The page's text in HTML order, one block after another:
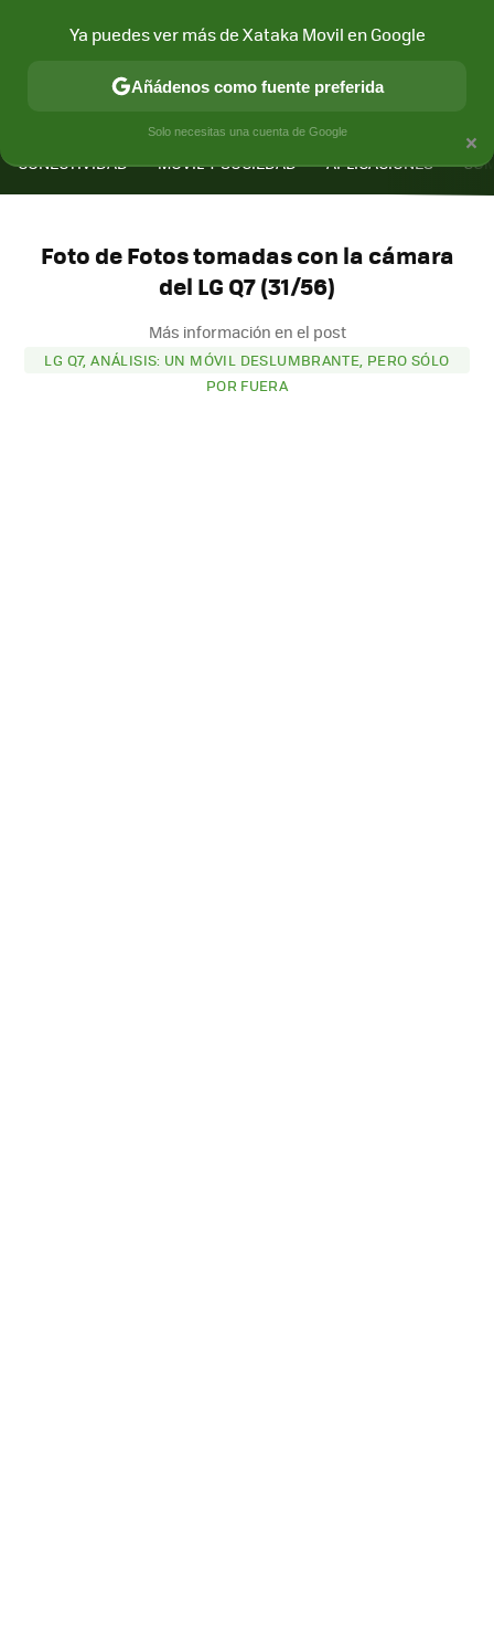
CONECTIVIDAD MÓVIL Y SOCIEDAD APLICACIONES
Foto de Fotos tomadas con la cámara
del LG Q7 (31/56)
Más información en el post
LG Q7, ANÁLISIS: UN MÓVIL DESLUMBRANTE, PERO SÓLO
POR FUERA
×
Ya puedes ver más de Xataka Movil en Google
Añádenos como fuente preferida
Solo necesitas una cuenta de Google